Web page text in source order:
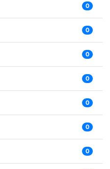
0
0
0
0
0
0
0